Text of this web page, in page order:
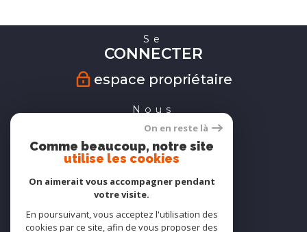
Se
CONNECTER
espace propriétaire
Nous
SUIVRE
Nous
ADHÉRONS
On en reste là
Comme beaucoup, notre site
utilise les cookies
On aimerait vous accompagner pendant
votre visite.
En poursuivant, vous acceptez l'utilisation des
cookies par ce site, afin de vous proposer des